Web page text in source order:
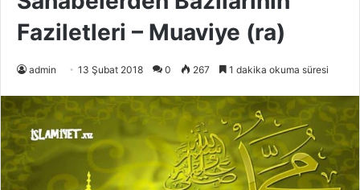
Faziletleri – Muaviye (ra)
admin 13 Şubat 2018 0 267 1 dakika okuma süresi